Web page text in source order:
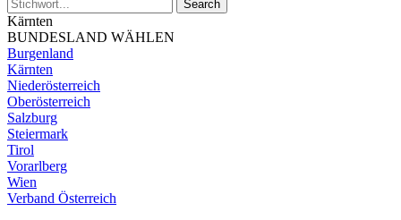
Kärnten
BUNDESLAND WÄHLEN
Burgenland
Kärnten
Niederösterreich
Oberösterreich
Salzburg
Steiermark
Tirol
Vorarlberg
Wien
Verband Österreich